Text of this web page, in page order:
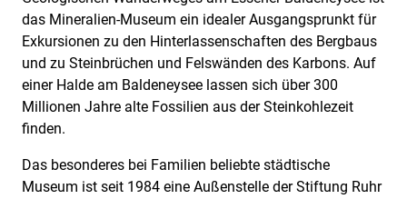
das Mineralien-Museum ein idealer Ausgangsprunkt für
Exkursionen zu den Hinterlassenschaften des Bergbaus
und zu Steinbrüchen und Felswänden des Karbons. Auf
einer Halde am Baldeneysee lassen sich über 300
Millionen Jahre alte Fossilien aus der Steinkohlezeit
finden.
Das besonderes bei Familien beliebte städtische
Museum ist seit 1984 eine Außenstelle der Stiftung Ruhr